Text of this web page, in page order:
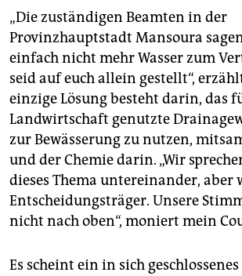
„Die zuständigen Beamten in der
Provinzhauptstadt Mansoura
einfach nicht mehr Wasser zum
seid auf euch allein gestellt“,
einzige Lösung besteht darin, das
Landwirtschaft genutzte
zur Bewässerung zu nutzen,
und der Chemie darin. „Wir
dieses Thema untereinander, aber
Entscheidungsträger. Unsere
nicht nach oben“, moniert mein
Es scheint ein in sich